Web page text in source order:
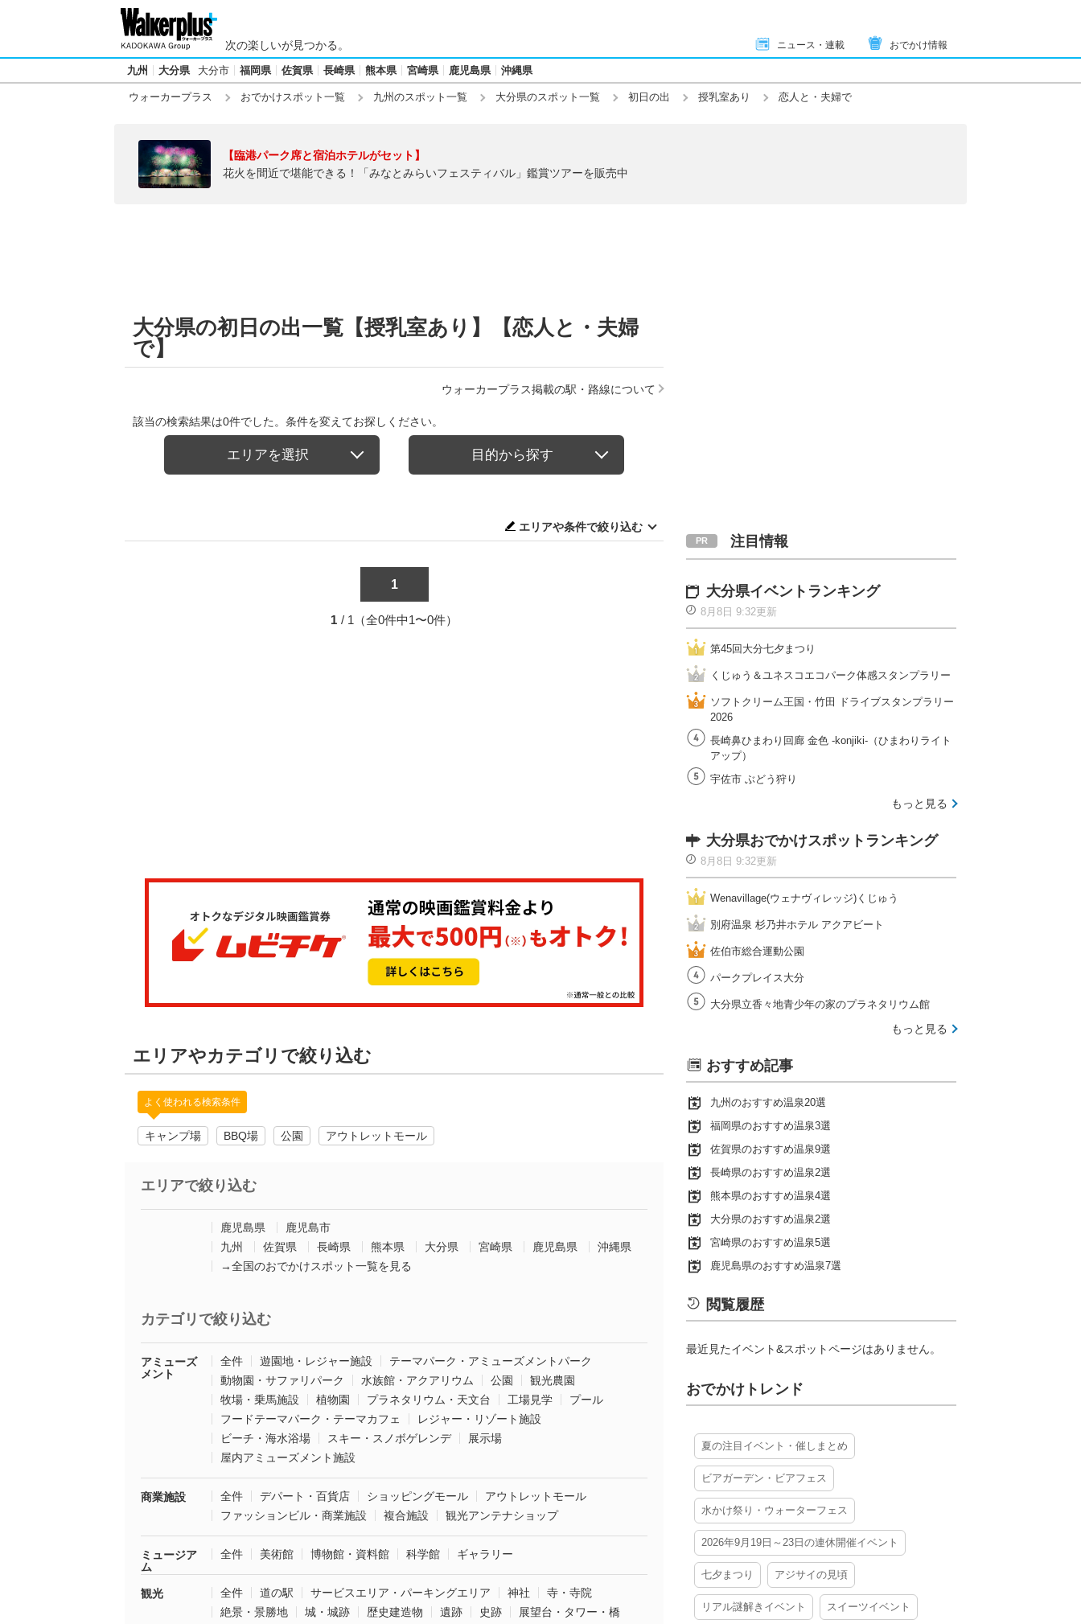
次の楽しいが見つかる。 ニュース・連載 おでかけ情報
九州 大分県 大分市 福岡県 佐賀県 長崎県 熊本県 宮崎県 鹿児島県 沖縄県
ウォーカープラス おでかけスポット一覧 九州のスポット一覧 大分県のスポット一覧 初日の出 授乳室あり 恋人と・夫婦で
【臨港パーク席と宿泊ホテルがセット】
花火を間近で堪能できる！「みなとみらいフェスティバル」鑑賞ツアーを販売中
大分県の初日の出一覧【授乳室あり】【恋人と・夫婦
で】
ウォーカープラス掲載の駅・路線について
該当の検索結果は0件でした。条件を変えてお探しください。
エリアを選択 目的から探す
エリアや条件で絞り込む
1
1 / 1（全0件中1〜0件）
エリアやカテゴリで絞り込む
よく使われる検索条件
キャンプ場 BBQ場 公園 アウトレットモール
エリアで絞り込む
鹿児島県
鹿児島市
九州
佐賀県 長崎県 熊本県 大分県 宮崎県 鹿児島県
沖縄県
→全国のおでかけスポット一覧を見る
カテゴリで絞り込む
アミューズ
メント
全件 遊園地・レジャー施設
テーマパーク・アミューズメントパーク
動物園・サファリパーク
水族館・アクアリウム 公園
観光農園
牧場・乗馬施設
植物園 プラネタリウム・天文台 工場見学
プール
フードテーマパーク・テーマカフェ
レジャー・リゾート施設
ビーチ・海水浴場
スキー・スノボゲレンデ
展示場
屋内アミューズメント施設
商業施設 全件 デパート・百貨店 ショッピングモール
アウトレットモール
ファッションビル・商業施設
複合施設 観光アンテナショップ
ミュージア
ム
全件 美術館 博物館・資料館 科学館 ギャラリー
観光 全件 道の駅 サービスエリア・パーキングエリア 神社
寺・寺院
絶景・景勝地
城・城跡 歴史建造物 遺跡 史跡
展望台・タワー・橋
注目情報
大分県イベントランキング
8月8日 9:32更新
第45回大分七夕まつり
くじゅう＆ユネスコエコパーク体感スタンプラリー
ソフトクリーム王国・竹田 ドライブスタンプラリー
2026
長崎鼻ひまわり回廊 金色 -konjiki-（ひまわりライト
アップ）
宇佐市 ぶどう狩り
もっと見る
大分県おでかけスポットランキング
8月8日 9:32更新
Wenavillage(ウェナヴィレッジ)くじゅう
別府温泉 杉乃井ホテル アクアビート
佐伯市総合運動公園
パークプレイス大分
大分県立香々地青少年の家のプラネタリウム館
もっと見る
おすすめ記事
九州のおすすめ温泉20選
福岡県のおすすめ温泉3選
佐賀県のおすすめ温泉9選
長崎県のおすすめ温泉2選
熊本県のおすすめ温泉4選
大分県のおすすめ温泉2選
宮崎県のおすすめ温泉5選
鹿児島県のおすすめ温泉7選
閲覧履歴
最近見たイベント&スポットページはありません。
おでかけトレンド
夏の注目イベント・催しまとめ
ビアガーデン・ビアフェス
水かけ祭り・ウォーターフェス
2026年9月19日～23日の連休開催イベント
七夕まつり アジサイの見頃
リアル謎解きイベント スイーツイベント